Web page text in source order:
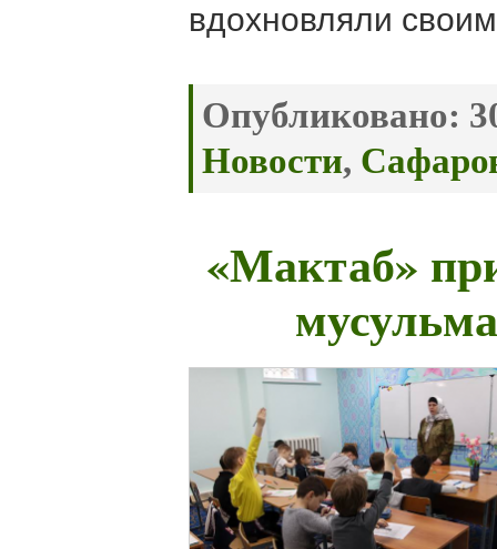
вдохновляли
Опубликовано:
Новости,
«Мактаб»